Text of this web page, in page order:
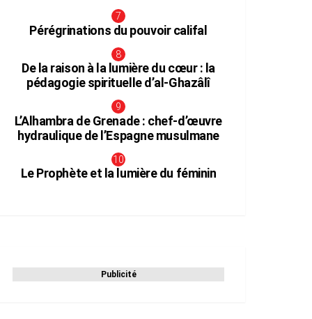
Pérégrinations du pouvoir califal
De la raison à la lumière du cœur : la
pédagogie spirituelle d’al-Ghazâlî
L’Alhambra de Grenade : chef-d’œuvre
hydraulique de l’Espagne musulmane
Le Prophète et la lumière du féminin
Publicité